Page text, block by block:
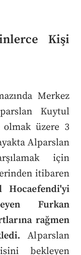
Kişi
Merkez
Kuytul
üzere 3
Alparslan
için
itibaren
Hocaefendi'yi
Furkan
rağmen
Alparslan
bekleyen